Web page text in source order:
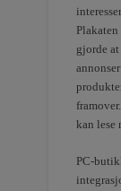
gjorde
kan lese
PC-